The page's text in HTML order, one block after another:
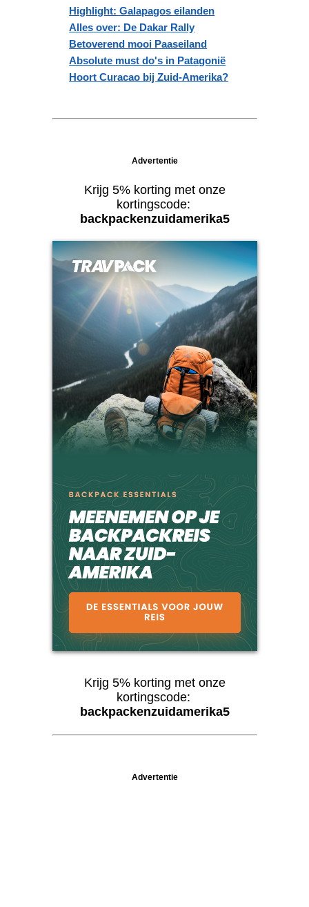
Highlight: Galapagos eilanden
Alles over: De Dakar Rally
Betoverend mooi Paaseiland
Absolute must do's in Patagonië
Hoort Curacao bij Zuid-Amerika?
Advertentie
Krijg 5% korting met onze
kortingscode:
backpackenzuidamerika5
Krijg 5% korting met onze
kortingscode:
backpackenzuidamerika5
Advertentie